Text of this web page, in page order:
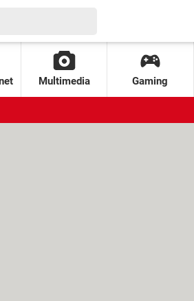
Multimedia Gaming